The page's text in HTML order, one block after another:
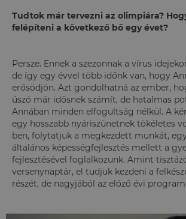
Tudtok már tervezni az olimpiára?
felépíteni a következő bő egy évet?
Persze. Ennek a szezonnak a vírus
de így egy évvel több időnk van, hogy
erősödjön. Azt gondolhatná az ember,
úszó már idősnek számít, de hatalmas
Annában minden elfogultság nélkül. A
egy hosszabb nyáriszünetnek tökéletes
ben, folytatjuk a megkezdett munkát,
általános képességfejlesztés mellett a
fejlesztésével foglalkozunk. Amint
versenynaptár, el tudjuk kezdeni a
részét, de nagyjából az előző évi